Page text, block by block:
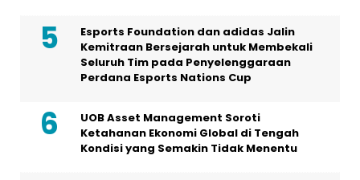
Esports Foundation dan adidas Jalin
Kemitraan Bersejarah untuk Membekali
Seluruh Tim pada Penyelenggaraan
Perdana Esports Nations Cup
UOB Asset Management Soroti
Ketahanan Ekonomi Global di Tengah
Kondisi yang Semakin Tidak Menentu